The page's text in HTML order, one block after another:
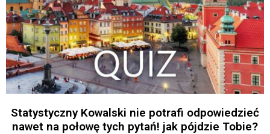
Statystyczny Kowalski nie potrafi odpowiedzieć
nawet na połowę tych pytań! jak pójdzie Tobie?